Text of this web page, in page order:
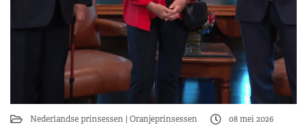
Nederlandse prinsessen Oranjeprinsessen
08 mei 2026